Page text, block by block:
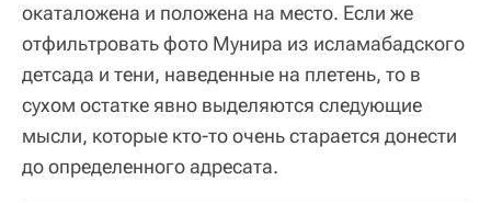
окаталожена и положена на место. Если же
отфильтровать фото Мунира из исламабадского
детсада и тени, наведенные на плетень, то в
сухом остатке явно выделяются следующие
мысли, которые кто-то очень старается донести
до определенного адресата.